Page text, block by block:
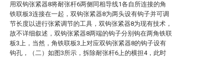
用双钩张紧器8将耐张杆6两侧同相导线1各自所连接的角
铁联板3连接在一起，双钩张紧器8为两头设有钩子并可调
节长度以进行张紧调节的工具，双钩张紧器8为现有技术，
故不详细叙述，双钩张紧器8两端的钩子分别钩在两角铁联
板3上，当然，角铁联板3上对应双钩张紧器8的钩子设有
钩孔，（二）如图3所示，拆除耐张杆6上的横担4，此时